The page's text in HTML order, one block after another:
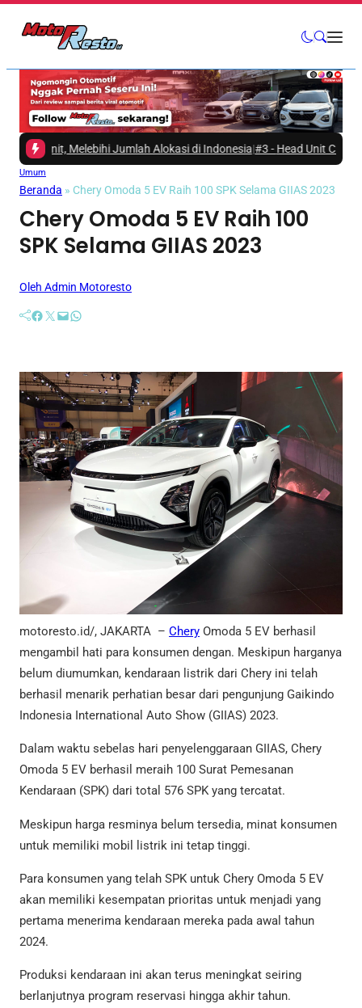
Melebihi Jumlah Alokasi di Indonesia|#3 -Head Unit Changan
Umum
Beranda » Chery Omoda 5 EV Raih 100 SPK Selama GIIAS 2023
Chery Omoda 5 EV Raih 100
SPK Selama GIIAS 2023
Oleh Admin Motoresto
Facebook Twitter Mail WhatsApp
motoresto.id/, JAKARTA – Chery Omoda 5 EV berhasil
mengambil hati para konsumen dengan. Meskipun harganya
belum diumumkan, kendaraan listrik dari Chery ini telah
berhasil menarik perhatian besar dari pengunjung Gaikindo
Indonesia International Auto Show (GIIAS) 2023.
Dalam waktu sebelas hari penyelenggaraan GIIAS, Chery
Omoda 5 EV berhasil meraih 100 Surat Pemesanan
Kendaraan (SPK) dari total 576 SPK yang tercatat.
Meskipun harga resminya belum tersedia, minat konsumen
untuk memiliki mobil listrik ini tetap tinggi.
Para konsumen yang telah SPK untuk Chery Omoda 5 EV
akan memiliki kesempatan prioritas untuk menjadi yang
pertama menerima kendaraan mereka pada awal tahun
2024.
Produksi kendaraan ini akan terus meningkat seiring
berlanjutnya program reservasi hingga akhir tahun.